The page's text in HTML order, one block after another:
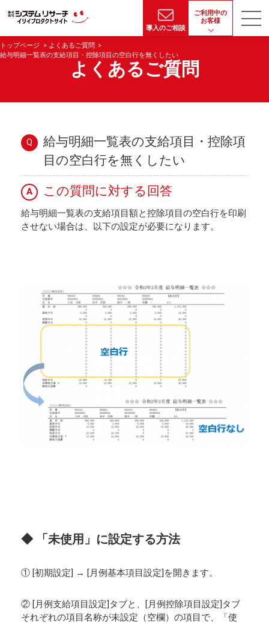
導入のご相談
ご利用中の
お客様
トップページ
よくあるご質問
給与明細一覧表の支給項目・控除項目の空白行を無くしたい
よくあるご質問
Q
給与明細一覧表の支給項目・控除項
目の空白行を無くしたい
A この質問に対する回答
給与明細一覧表の支給項目額と控除項目の空白行を印刷
させない場合は、以下の設定が必要になります。
◆ 「未使用」に設定する方法
① [初期設定] → [月例基本項目設定]を開きます。
② [月例支給項目設定]タブと、[月例控除項目設定]タブ
それぞれの項目名称が未設定（空欄）の項目で、「使